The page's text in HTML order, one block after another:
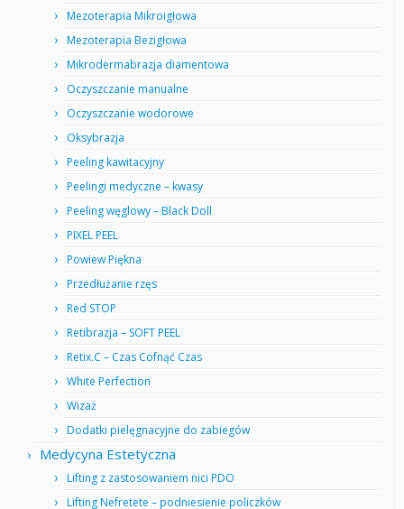
Mezoterapia Mikroigłowa
Mezoterapia Bezigłowa
Mikrodermabrazja diamentowa
Oczyszczanie manualne
Oczyszczanie wodorowe
Oksybrazja
Peeling kawitacyjny
Peelingi medyczne – kwasy
Peeling węglowy – Black Doll
PIXEL PEEL
Powiew Piękna
Przedłużanie rzęs
Red STOP
Retibrazja – SOFT PEEL
Retix.C – Czas Cofnąć Czas
White Perfection
Wizaż
Dodatki pielęgnacyjne do zabiegów
Medycyna Estetyczna
Lifting z zastosowaniem nici PDO
Lifting Nefretete – podniesienie policzków